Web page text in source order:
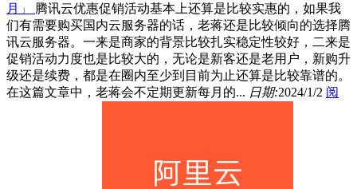
月」
腾讯云优惠促销活动基本上还算是比较实惠的，如果我
们有需要购买国内云服务器的话，老蒋还是比较倾向的选择腾
讯云服务器。一来是商家的背景比较扎实稳定性较好，二来是
促销活动力度也是比较大的，无论是新客还是老用户，新购升
级还是续费，都是在圈内至少到目前为止还算是比较靠谱的。
在这篇文章中，老蒋会不定期更新每月的... 日期:2024/1/2 阅